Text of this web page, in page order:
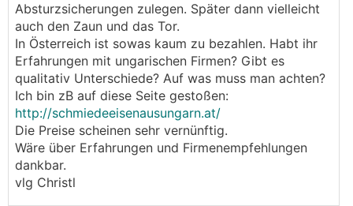
Absturzsicherungen zulegen. Später dann vielleicht
auch den Zaun und das Tor.
In Österreich ist sowas kaum zu bezahlen. Habt ihr
Erfahrungen mit ungarischen Firmen? Gibt es
qualitativ Unterschiede? Auf was muss man achten?
Ich bin zB auf diese Seite gestoßen:
http://schmiedeeisenausungarn.at/
Die Preise scheinen sehr vernünftig.
Wäre über Erfahrungen und Firmenempfehlungen
dankbar.
vlg Christl